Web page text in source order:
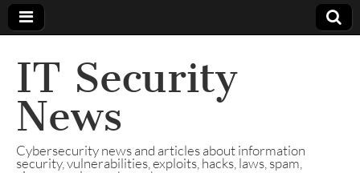
IT Security
News
Cybersecurity news and articles about information
security, vulnerabilities, exploits, hacks, laws, spam,